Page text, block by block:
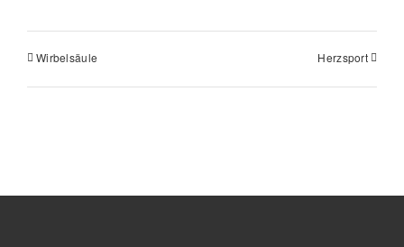
Wirbelsäule Herzsport